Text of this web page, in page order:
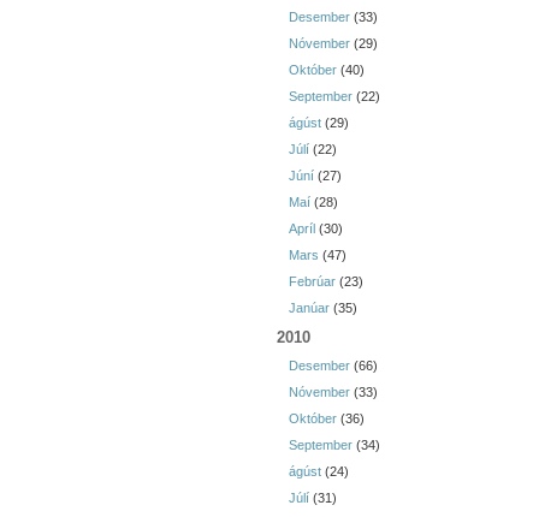
Desember (33)
Nóvember (29)
Október (40)
September (22)
ágúst (29)
Júlí (22)
Júní (27)
Maí (28)
Apríl (30)
Mars (47)
Febrúar (23)
Janúar (35)
2010
Desember (66)
Nóvember (33)
Október (36)
September (34)
ágúst (24)
Júlí (31)